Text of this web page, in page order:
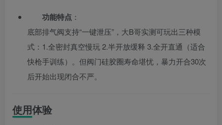
功能特点 ：
底部排气阀支持“一键泄压”，大B哥实测可玩出三种模
式：1.全密封真空慢玩 2.半开放缓释 3.全开直通（适合
快枪手训练）。但阀门硅胶圈寿命堪忧，暴力开合30次
后开始出现闭合不严。
使用体验